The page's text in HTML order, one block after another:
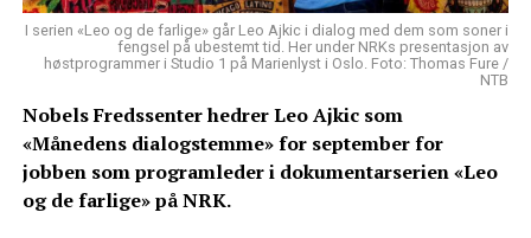
I serien «Leo og de farlige» går Leo Ajkic i dialog med dem som soner i
fengsel på ubestemt tid. Her under NRKs presentasjon av
høstprogrammer i Studio 1 på Marienlyst i Oslo. Foto: Thomas Fure /
NTB
Nobels Fredssenter hedrer Leo Ajkic som
«Månedens dialogstemme» for september for
jobben som programleder i dokumentarserien «Leo
og de farlige» på NRK.